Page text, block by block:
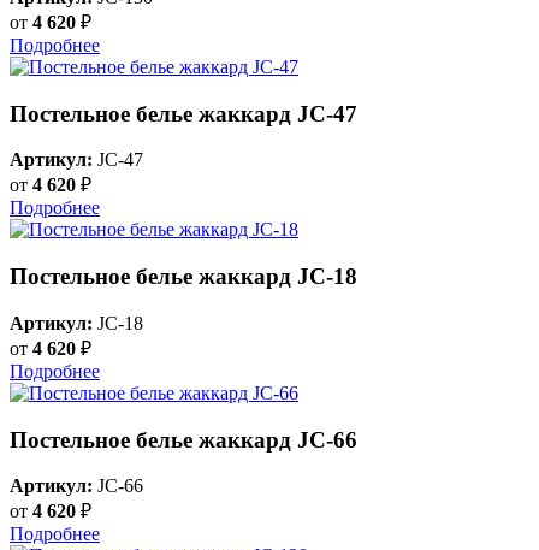
от 4 620 ₽
Подробнее
Постельное белье жаккард JC-47
Артикул: JC-47
от 4 620 ₽
Подробнее
Постельное белье жаккард JC-18
Артикул: JC-18
от 4 620 ₽
Подробнее
Постельное белье жаккард JC-66
Артикул: JC-66
от 4 620 ₽
Подробнее